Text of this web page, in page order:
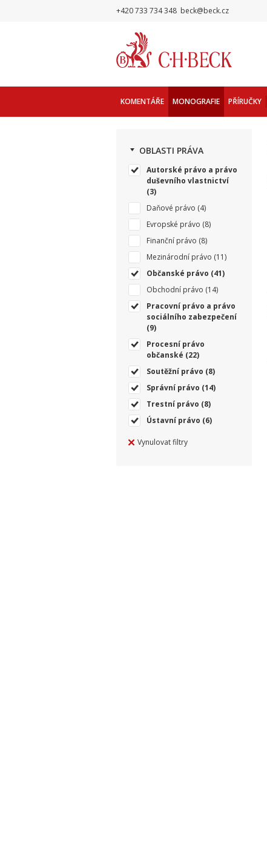
+420 733 734 348 beck@beck.cz
KOMENTÁŘE MONOGRAFIE PŘÍRUČKY
OBLASTI PRÁVA
Autorské právo a právo
duševního vlastnictví
(3)
Daňové právo (4)
Evropské právo (8)
Finanční právo (8)
Mezinárodní právo (11)
Občanské právo (41)
Obchodní právo (14)
Pracovní právo a právo
sociálního zabezpečení
(9)
Procesní právo
občanské (22)
Soutěžní právo (8)
Správní právo (14)
Trestní právo (8)
Ústavní právo (6)
Vynulovat filtry